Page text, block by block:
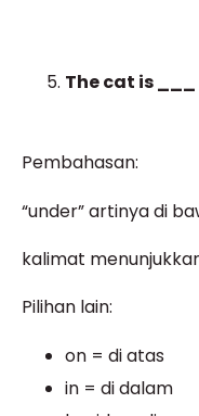
The cat is
Pembahasan:
“under” artinya di
kalimat
Pilihan lain:
on = di atas
in = di dalam